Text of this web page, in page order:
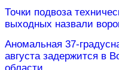
Точки подвоза
выходных назвали
Аномальная 37-
августа задержится в